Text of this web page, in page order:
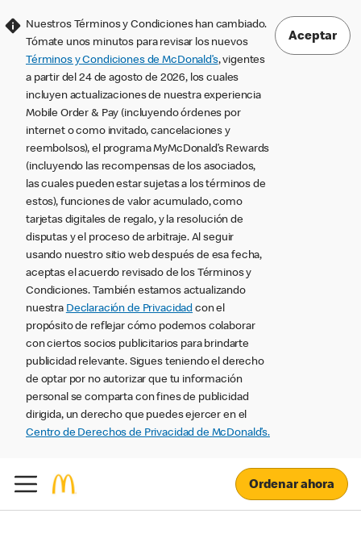
Nuestros Términos y Condiciones han cambiado.
Tómate unos minutos para revisar los nuevos
Términos y Condiciones de McDonald’s, vigentes
a partir del 24 de agosto de 2026, los cuales
incluyen actualizaciones de nuestra experiencia
Mobile Order & Pay (incluyendo órdenes por
internet o como invitado, cancelaciones y
reembolsos), el programa MyMcDonald’s Rewards
(incluyendo las recompensas de los asociados,
las cuales pueden estar sujetas a los términos de
estos), funciones de valor acumulado, como
tarjetas digitales de regalo, y la resolución de
disputas y el proceso de arbitraje. Al seguir
usando nuestro sitio web después de esa fecha,
aceptas el acuerdo revisado de los Términos y
Condiciones. También estamos actualizando
nuestra Declaración de Privacidad con el
propósito de reflejar cómo podemos colaborar
con ciertos socios publicitarios para brindarte
publicidad relevante. Sigues teniendo el derecho
de optar por no autorizar que tu información
personal se comparta con fines de publicidad
dirigida, un derecho que puedes ejercer en el
Centro de Derechos de Privacidad de McDonald’s.
Aceptar
Ordenar ahora